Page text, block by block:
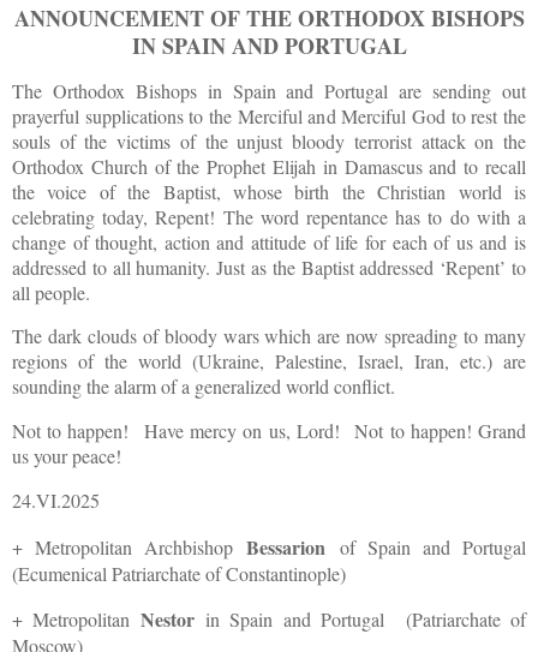
ANNOUNCEMENT OF THE ORTHODOX BISHOPS
IN SPAIN AND PORTUGAL
The Orthodox Bishops in Spain and Portugal are sending out
prayerful supplications to the Merciful and Merciful God to rest the
souls of the victims of the unjust bloody terrorist attack on the
Orthodox Church of the Prophet Elijah in Damascus and to recall
the voice of the Baptist, whose birth the Christian world is
celebrating today, Repent! The word repentance has to do with a
change of thought, action and attitude of life for each of us and is
addressed to all humanity. Just as the Baptist addressed ‘Repent’ to
all people.
The dark clouds of bloody wars which are now spreading to many
regions of the world (Ukraine, Palestine, Israel, Iran, etc.) are
sounding the alarm of a generalized world conflict.
Not to happen! Have mercy on us, Lord! Not to happen! Grand
us your peace!
24.VI.2025
+ Metropolitan ArchbishopBessarion of Spain and Portugal
(Ecumenical Patriarchate of Constantinople)
+ MetropolitanNestor in Spain and Portugal (Patriarchate of
Moscow)